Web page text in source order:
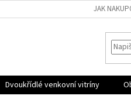
JAK
Dvoukřídlé venkovní vitríny